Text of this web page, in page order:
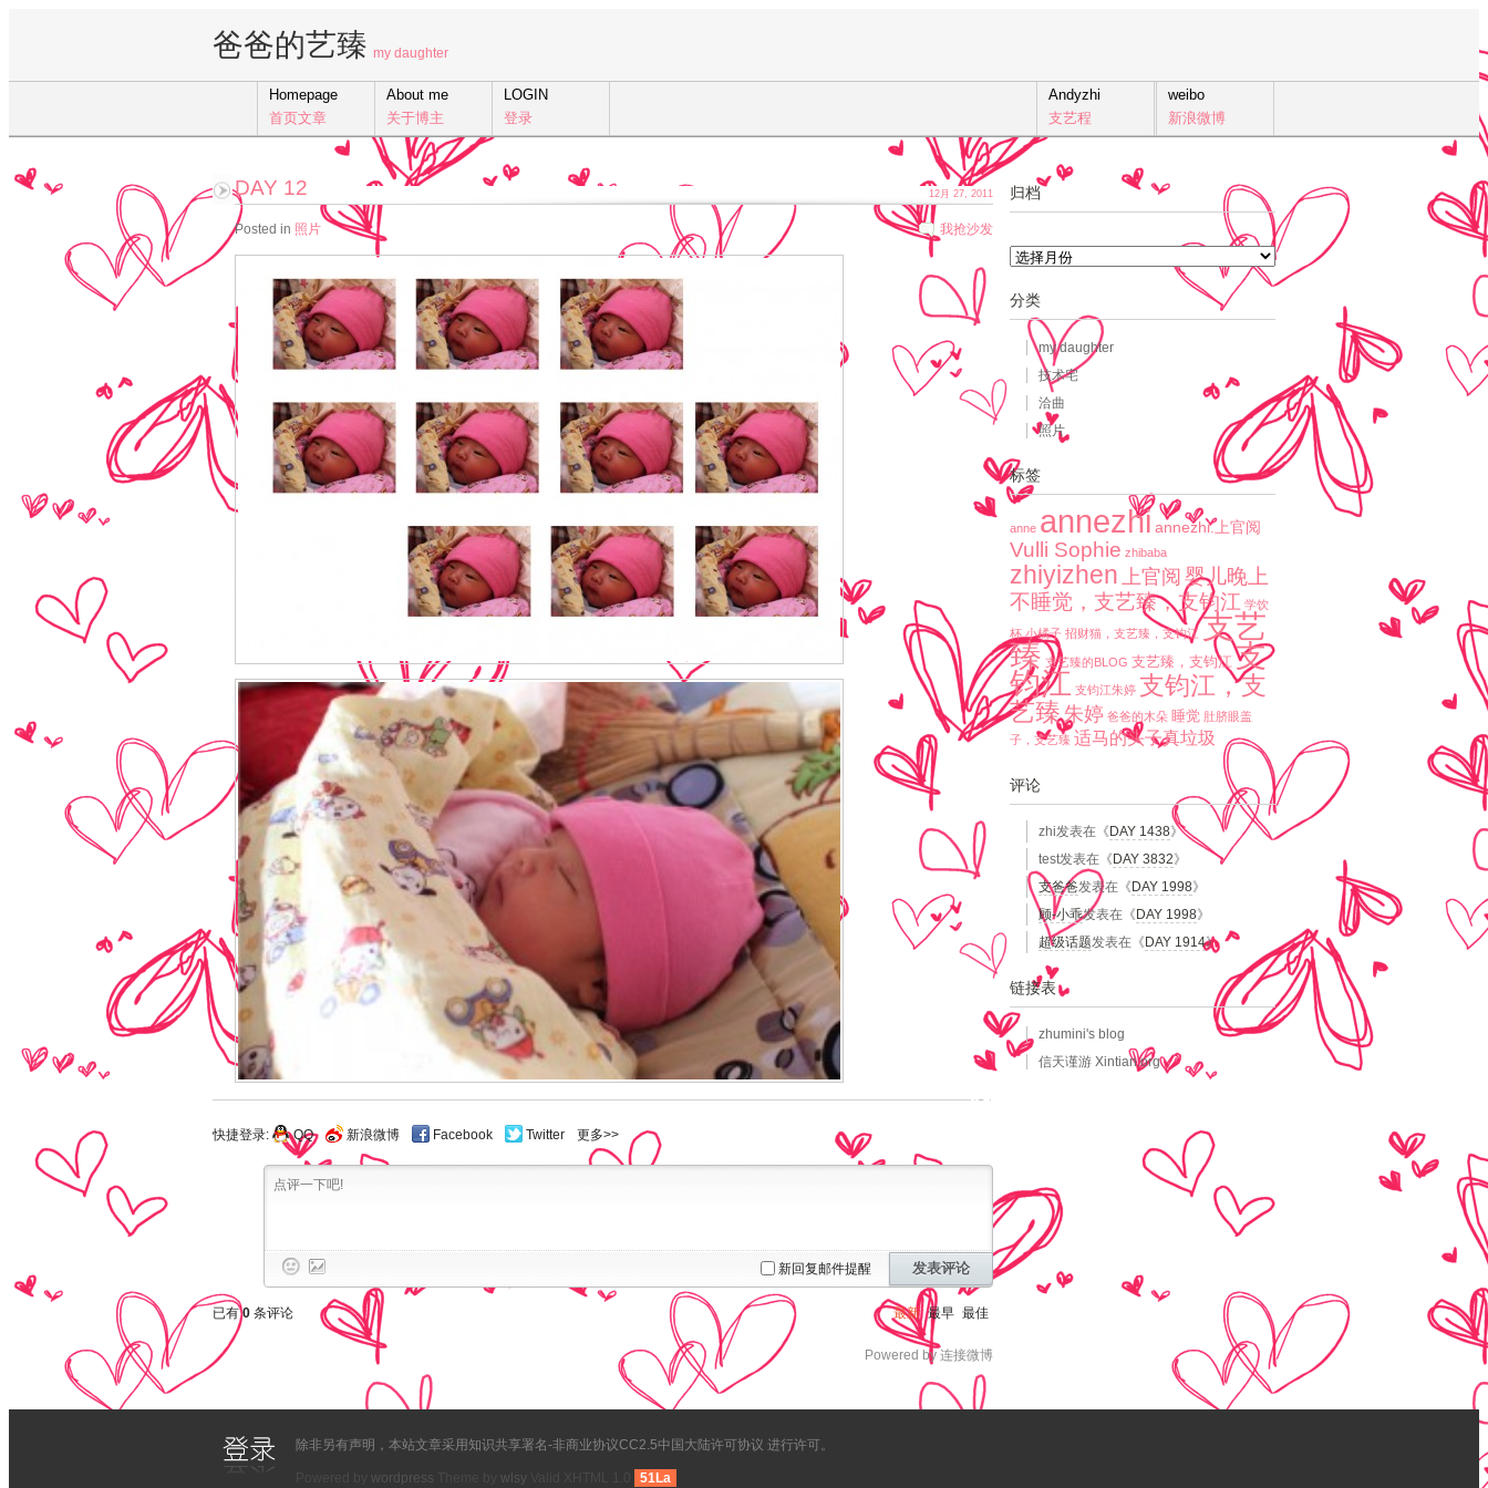
爸爸的艺臻 my daughter
Homepage
首页文章
About me
关于博主
LOGIN
登录
weibo
新浪微博
Andyzhi
支艺程
DAY 12
Posted in 照片 我抢沙发
12月 27, 2011
快捷登录: QQ 新浪微博 Facebook Twitter 更多>>
新回复邮件提醒 发表评论
已有0 条评论 最新 最早 最佳
Powered by 连接微博
归档
档
分类
my daughter
技术宅
洽曲
照片
标签
anne annezhi annezhi.上官阅
Vulli Sophie zhibaba
zhiyizhen 上官阅 婴儿晚上
不睡觉，支艺臻，支钧江 学饮
杯 小橘子 招财猫，支艺臻，支钧江 支艺
臻 支艺臻的BLOG 支艺臻，支钧江 支
钧江 支钧江朱婷 支钧江，支
艺臻朱婷 爸爸的木朵 睡觉 肚脐眼盖
子，支艺臻 适马的头子真垃圾
评论
zhi发表在《 DAY 1438》
test发表在《 DAY 3832》
支爸爸发表在《 DAY 1998》
顾-小乖发表在《 DAY 1998》
超级话题发表在《 DAY 1914》
链接表
zhumini's blog
信天谨游 Xintian.org
除非另有声明，本站文章采用知识共享署名-非商业协议CC2.5中国大陆许可协议 进行许可。
wordpress wlsy 51La